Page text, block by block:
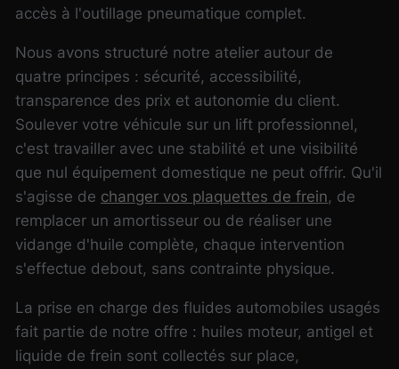
accès à l'outillage pneumatique complet.
Nous avons structuré notre atelier autour de
quatre principes : sécurité, accessibilité,
transparence des prix et autonomie du client.
Soulever votre véhicule sur un lift professionnel,
c'est travailler avec une stabilité et une visibilité
que nul équipement domestique ne peut offrir. Qu'il
s'agisse de changer vos plaquettes de frein, de
remplacer un amortisseur ou de réaliser une
vidange d'huile complète, chaque intervention
s'effectue debout, sans contrainte physique.
La prise en charge des fluides automobiles usagés
fait partie de notre offre : huiles moteur, antigel et
liquide de frein sont collectés sur place,